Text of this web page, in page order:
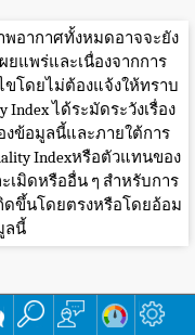
อากาศทั้งหมดอาจจะยัง
แพร่และเนื่องจากการ
โดยไม่ต้องแจ้งให้ทราบ
Index ได้ระมัดระวังเรื่อง
งข้อมูลนี้และภายใต้การ
Indexหรือตัวแทนของ
มิดหรืออื่น ๆ สำหรับการ
ดขึ้นโดยตรงหรือโดยอ้อม
ลนี้